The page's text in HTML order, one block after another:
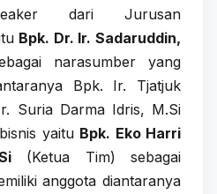
dari Jurusan
Bpk. Dr. Ir. Sadaruddin,
narasumber yang
Bpk. Ir. Tjatjuk
Suria Darma Idris, M.Si
yaitu Bpk. Eko Harri
(Ketua Tim) sebagai
anggota diantaranya